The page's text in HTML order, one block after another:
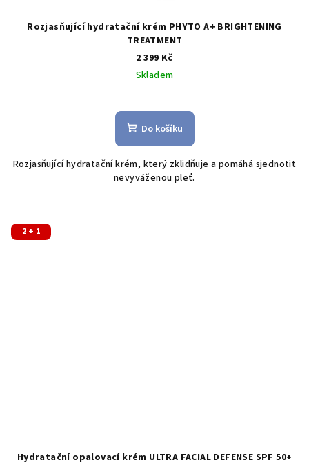
Rozjasňující hydratační krém PHYTO A+ BRIGHTENING
TREATMENT
2 399 Kč
Skladem
Do košíku
Rozjasňující hydratační krém, který zklidňuje a pomáhá sjednotit
nevyváženou pleť.
2 + 1
Hydratační opalovací krém ULTRA FACIAL DEFENSE SPF 50+